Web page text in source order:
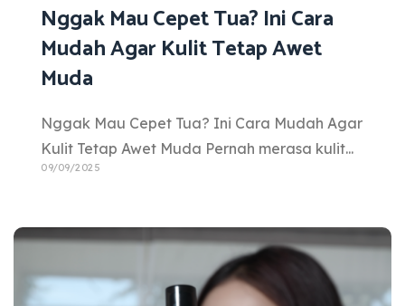
Nggak Mau Cepet Tua? Ini Cara
Mudah Agar Kulit Tetap Awet
Muda
Nggak Mau Cepet Tua? Ini Cara Mudah Agar
Kulit Tetap Awet Muda Pernah merasa kulit...
09/09/2025